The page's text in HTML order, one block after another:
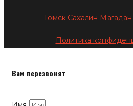
Томск Сахалин Магадан
Политика
Вам перезвонят